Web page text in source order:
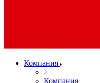
Компания
Компания